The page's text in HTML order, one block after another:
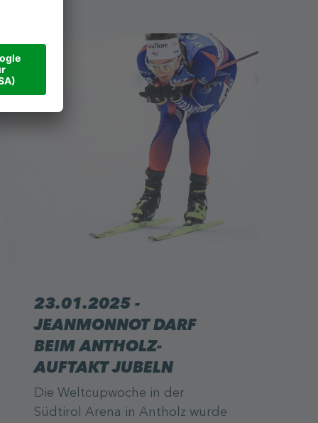
23.01.2025 -
JEANMONNOT DARF
BEIM ANTHOLZ-
AUFTAKT JUBELN
Die Weltcupwoche in der
Südtirol Arena in Antholz wurde